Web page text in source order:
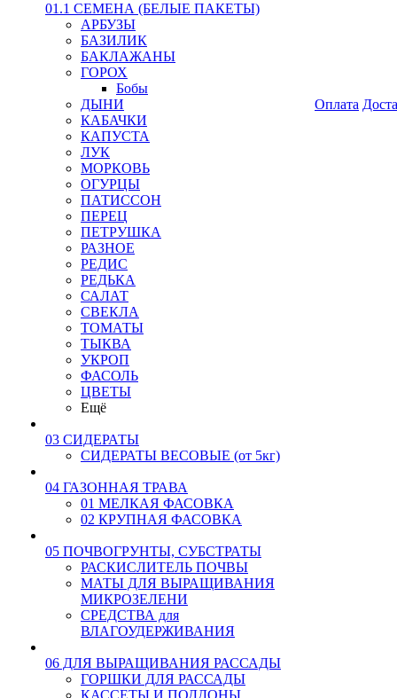
01.1 СЕМЕНА (БЕЛЫЕ ПАКЕТЫ)
АРБУЗЫ
БАЗИЛИК
БАКЛАЖАНЫ
ГОРОХ
Бобы
ДЫНИ
КАБАЧКИ
КАПУСТА
ЛУК
МОРКОВЬ
ОГУРЦЫ
ПАТИССОН
ПЕРЕЦ
ПЕТРУШКА
РАЗНОЕ
РЕДИС
РЕДЬКА
САЛАТ
СВЕКЛА
ТОМАТЫ
ТЫКВА
УКРОП
ФАСОЛЬ
ЦВЕТЫ
Ещё
03 СИДЕРАТЫ
СИДЕРАТЫ ВЕСОВЫЕ (от 5кг)
04 ГАЗОННАЯ ТРАВА
01 МЕЛКАЯ ФАСОВКА
02 КРУПНАЯ ФАСОВКА
05 ПОЧВОГРУНТЫ, СУБСТРАТЫ
РАСКИСЛИТЕЛЬ ПОЧВЫ
МАТЫ ДЛЯ ВЫРАЩИВАНИЯ
МИКРОЗЕЛЕНИ
СРЕДСТВА для
ВЛАГОУДЕРЖИВАНИЯ
06 ДЛЯ ВЫРАЩИВАНИЯ РАССАДЫ
ГОРШКИ ДЛЯ РАССАДЫ
КАССЕТЫ И ПОДДОНЫ
Оплата